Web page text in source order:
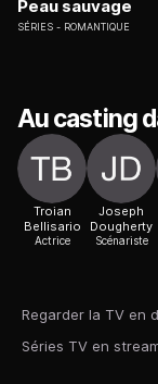
Regarder la TV en
Séries TV en
Peau sauvage
SÉRIES ROMANTIQUE
Au casting
Troian
Bellisario
Actrice
Joseph
Dougherty
Scénariste